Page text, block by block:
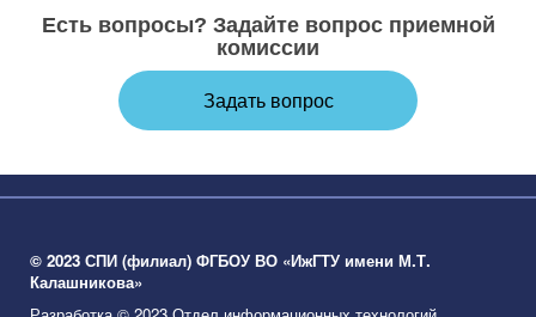
Есть вопросы? Задайте вопрос приемной
комиссии
Задать вопрос
© 2023 СПИ (филиал) ФГБОУ ВО «ИжГТУ имени М.Т.
Калашникова»